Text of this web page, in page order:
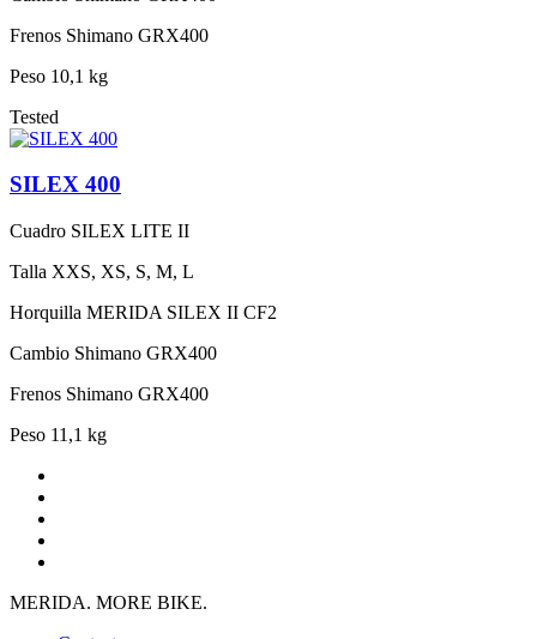
Frenos Shimano GRX400
Peso 10,1 kg
Tested
SILEX 400
Cuadro SILEX LITE II
Talla XXS, XS, S, M, L
Horquilla MERIDA SILEX II CF2
Cambio Shimano GRX400
Frenos Shimano GRX400
Peso 11,1 kg
MERIDA. MORE BIKE.